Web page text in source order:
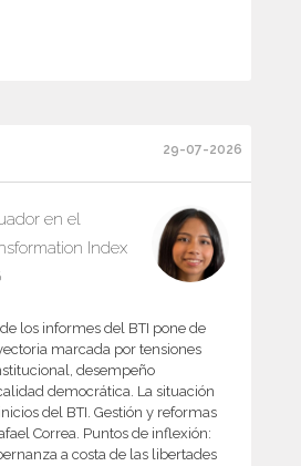
29-07-2026
en el
Index
los informes del BTI pone de
marcada por tensiones
desempeño
democrática. La situación
del BTI. Gestión y reformas
Correa. Puntos de inflexión:
a costa de las libertades